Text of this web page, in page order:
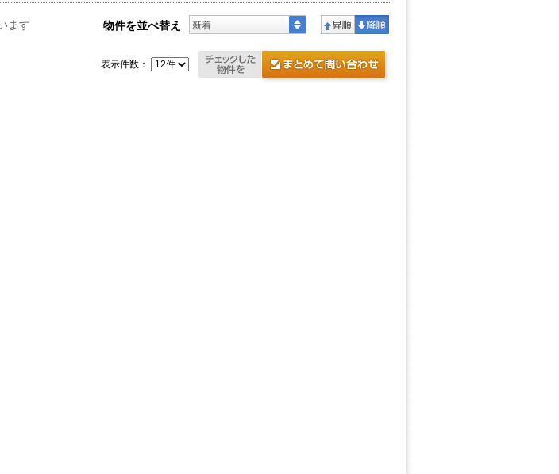
物件を並べ替え 新着
表示件数：
ます